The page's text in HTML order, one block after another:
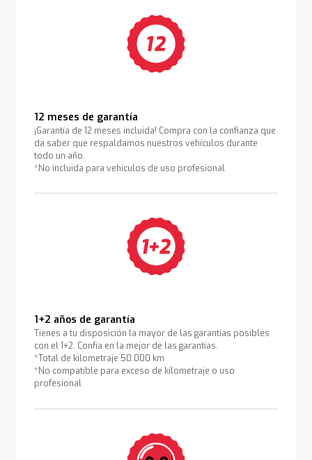
12 meses de garantía
¡Garantía de 12 meses incluida! Compra con la confianza que
da saber que respaldamos nuestros vehículos durante
todo un año.
*No incluida para vehículos de uso profesional
1+2 años de garantía
Tienes a tu disposición la mayor de las garantías posibles
con el 1+2. Confía en la mejor de las garantías.
*Total de kilometraje 50.000 km
*No compatible para exceso de kilometraje o uso
profesional